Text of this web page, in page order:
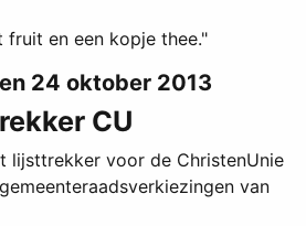
fruit en een kopje thee."
24 oktober 2013
CU
lijsttrekker voor de ChristenUnie
van